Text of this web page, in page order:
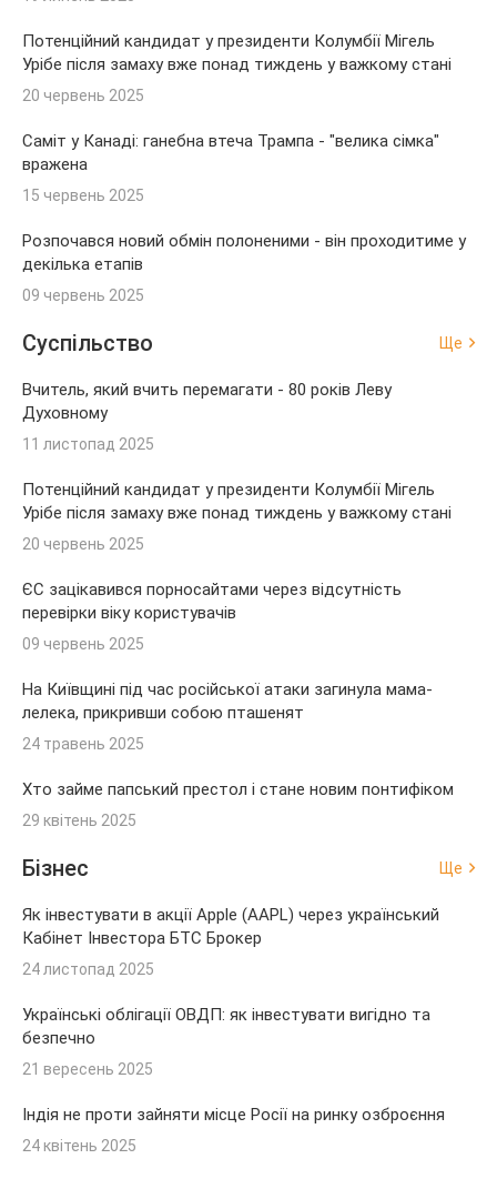
Потенційний кандидат у президенти Колумбії Мігель
Урібе після замаху вже понад тиждень у важкому стані
20 червень 2025
Саміт у Канаді: ганебна втеча Трампа - "велика сімка"
вражена
15 червень 2025
Розпочався новий обмін полоненими - він проходитиме у
декілька етапів
09 червень 2025
Суспільство Ще
Вчитель, який вчить перемагати - 80 років Леву
Духовному
11 листопад 2025
Потенційний кандидат у президенти Колумбії Мігель
Урібе після замаху вже понад тиждень у важкому стані
20 червень 2025
ЄС зацікавився порносайтами через відсутність
перевірки віку користувачів
09 червень 2025
На Київщині під час російської атаки загинула мама-
лелека, прикривши собою пташенят
24 травень 2025
Хто займе папський престол і стане новим понтифіком
29 квітень 2025
Бізнес Ще
Як інвестувати в акції Apple (AAPL) через український
Кабінет Інвестора БТС Брокер
24 листопад 2025
Українські облігації ОВДП: як інвестувати вигідно та
безпечно
21 вересень 2025
Індія не проти зайняти місце Росії на ринку озброєння
24 квітень 2025